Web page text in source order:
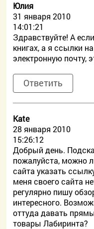
Юлия
31 января 2010
14:01:21
Здравствуйте! А
книгах, а я ссылки
электронную почту,
Ответить
Kate
28 января 2010
15:26:12
Добрый день.
пожалуйста, можно
сайта указать
меня своего сайта
регулярно пишу
интересного.
оттуда давать
товары Лабиринта?